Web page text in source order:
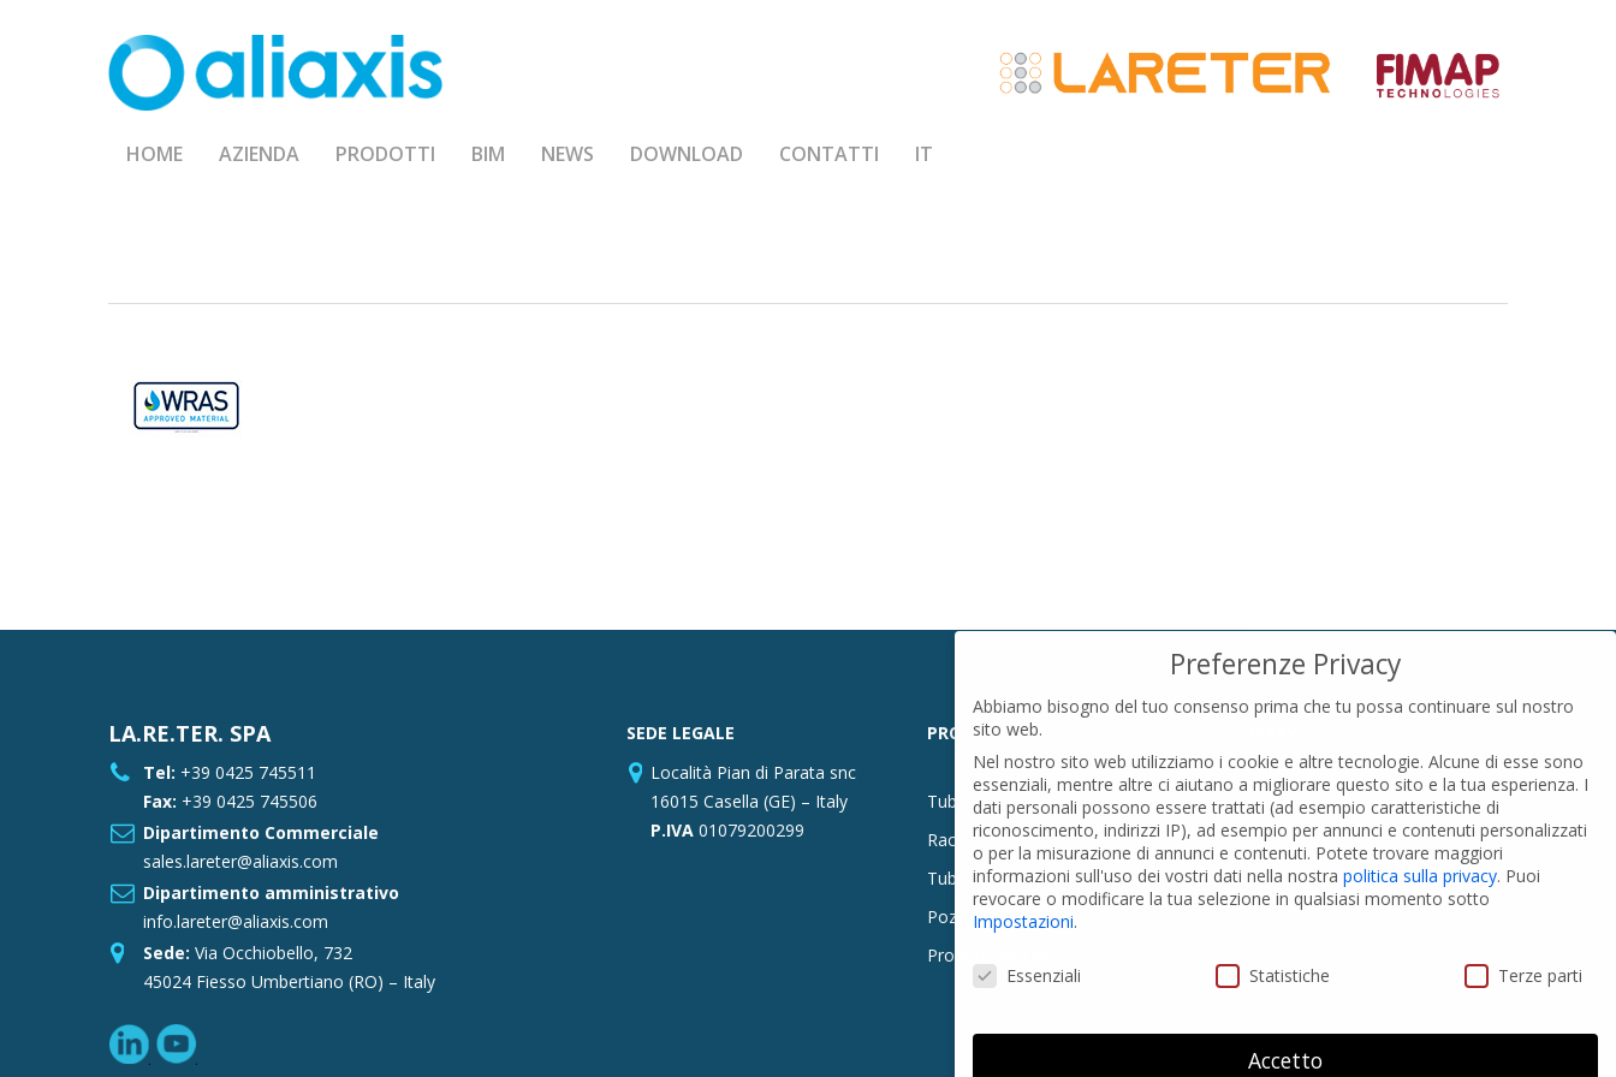
HOME AZIENDA PRODOTTI BIM NEWS DOWNLOAD CONTATTI IT
LA.RE.TER. SPA
Tel: +39 0425 745511
Fax: +39 0425 745506
Dipartimento Commerciale
sales.lareter@aliaxis.com
Dipartimento amministrativo
info.lareter@aliaxis.com
Sede: Via Occhiobello, 732
45024 Fiesso Umbertiano (RO) – Italy
SEDE LEGALE
Località Pian di Parata snc
16015 Casella (GE) – Italy
P.IVA01079200299
PRODOTTI
Tubi PVC
Raccordi PVC
Tubi e Raccordi in PVC-A
Pozzi Artesiani
Prodotti speciali
Privacy Policy
Cookies Policy
GDPR Personal data
Modifica impostazione Cookies
Preferenze Privacy
Abbiamo bisogno del tuo consenso prima che tu possa continuare sul nostro
sito web.
Nel nostro sito web utilizziamo i cookie e altre tecnologie. Alcune di esse sono
essenziali, mentre altre ci aiutano a migliorare questo sito e la tua esperienza. I
dati personali possono essere trattati (ad esempio caratteristiche di
riconoscimento, indirizzi IP), ad esempio per annunci e contenuti personalizzati
o per la misurazione di annunci e contenuti. Potete trovare maggiori
informazioni sull'uso dei vostri dati nella nostra politica sulla privacy. Puoi
revocare o modificare la tua selezione in qualsiasi momento sotto
Impostazioni.
Preferenze Privacy
Essenziali Statistiche Terze parti
Accetto